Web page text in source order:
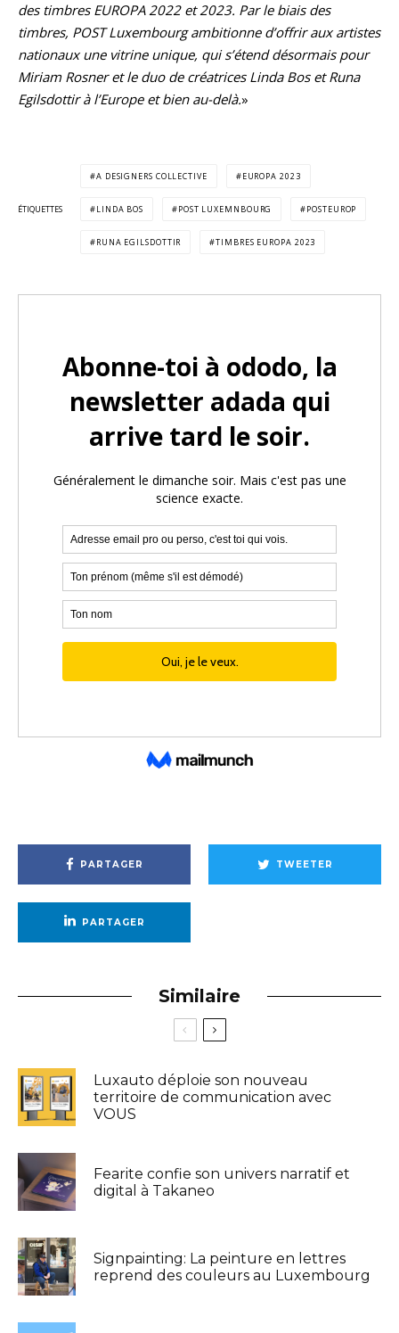
des timbres EUROPA 2022 et 2023. Par le biais des
timbres, POST Luxembourg ambitionne d’offrir aux artistes
nationaux une vitrine unique, qui s’étend désormais pour
Miriam Rosner et le duo de créatrices Linda Bos et Runa
Egilsdottir à l’Europe et bien au-delà.»
ÉTIQUETTES
A DESIGNERS COLLECTIVE EUROPA 2023
LINDA BOS POST LUXEMNBOURG POSTEUROP
RUNA EGILSDOTTIR TIMBRES EUROPA 2023
PARTAGER TWEETER
PARTAGER
Similaire
Luxauto déploie son nouveau
territoire de communication avec
VOUS
Fearite confie son univers narratif et
digital à Takaneo
Signpainting: La peinture en lettres
reprend des couleurs au Luxembourg